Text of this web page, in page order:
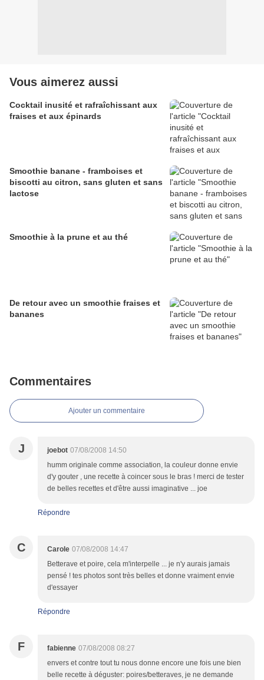
Vous aimerez aussi
Cocktail inusité et rafraîchissant aux
fraises et aux épinards
Smoothie banane - framboises et
biscotti au citron, sans gluten et sans
lactose
Smoothie à la prune et au thé
De retour avec un smoothie fraises et
bananes
Commentaires
Ajouter un commentaire
J joebot 07/08/2008 14:50
humm originale comme association, la couleur donne envie
d'y gouter , une recette à coincer sous le bras ! merci de tester
de belles recettes et d'être aussi imaginative ... joe
Répondre
C Carole 07/08/2008 14:47
Betterave et poire, cela m'interpelle ... je n'y aurais jamais
pensé ! tes photos sont très belles et donne vraiment envie
d'essayer
Répondre
F fabienne 07/08/2008 08:27
envers et contre tout tu nous donne encore une fois une bien
belle recette à déguster: poires/betteraves, je ne demande